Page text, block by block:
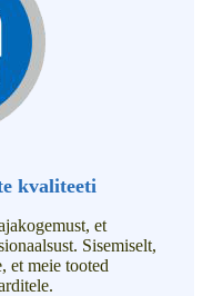
kvaliteeti
et
Sisemiselt,
et meie tooted